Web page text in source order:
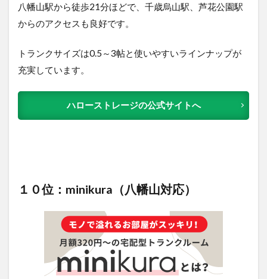
八幡山駅から徒歩21分ほどで、千歳烏山駅、芦花公園駅
からのアクセスも良好です。
トランクサイズは0.5～3帖と使いやすいラインナップが
充実しています。
ハローストレージの公式サイトへ
１０位：minikura（八幡山対応）